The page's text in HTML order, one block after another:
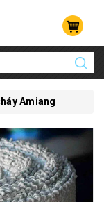
Amiang